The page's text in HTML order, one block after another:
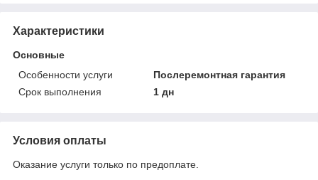
Характеристики
Основные
Особенности услуги
Послеремонтная гарантия
Срок выполнения
1 дн
Условия оплаты
Оказание услуги только по предоплате.